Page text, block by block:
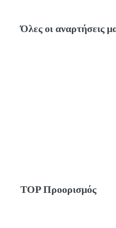
Όλες οι αναρτήσεις
TOP Προορισμός